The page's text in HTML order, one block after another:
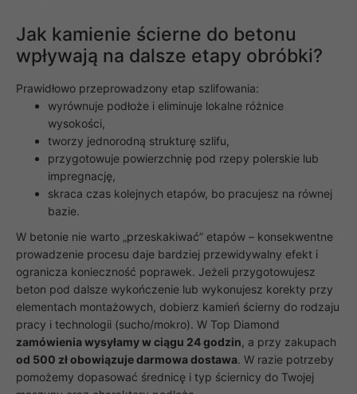
Jak kamienie ścierne do betonu
wpływają na dalsze etapy obróbki?
Prawidłowo przeprowadzony etap szlifowania:
wyrównuje podłoże i eliminuje lokalne różnice
wysokości,
tworzy jednorodną strukturę szlifu,
przygotowuje powierzchnię pod rzepy polerskie lub
impregnację,
skraca czas kolejnych etapów, bo pracujesz na równej
bazie.
W betonie nie warto „przeskakiwać” etapów – konsekwentne
prowadzenie procesu daje bardziej przewidywalny efekt i
ogranicza konieczność poprawek. Jeżeli przygotowujesz
beton pod dalsze wykończenie lub wykonujesz korekty przy
elementach montażowych, dobierz kamień ścierny do rodzaju
pracy i technologii (sucho/mokro). W Top Diamond
zamówienia wysyłamy w ciągu 24 godzin, a przy zakupach
od 500 zł obowiązuje darmowa dostawa. W razie potrzeby
pomożemy dopasować średnicę i typ ściernicy do Twojej